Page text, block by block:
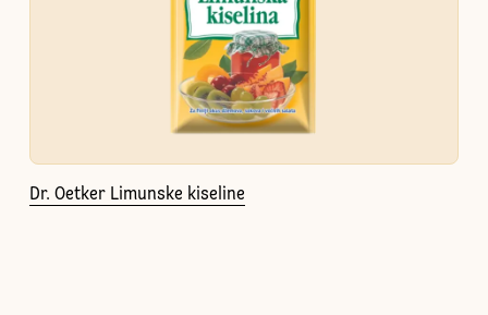
Dr. Oetker Limunske kiseline